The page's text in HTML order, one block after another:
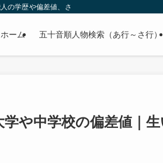
学歴や偏差値、さらに政治家やスポーツ選手
ホーム 五十音順人物検索（あ行～さ行）
や中学校の偏差値｜生